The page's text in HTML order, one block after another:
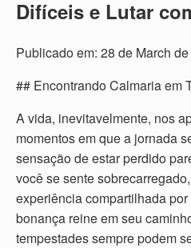
Difíceis e Lutar
Publicado em: 28 de March
## Encontrando Calmaria em
A vida, inevitavelmente, nos
momentos em que a jornada
sensação de estar perdido
você se sente
experiência compartilhada
bonança reine em seu
tempestades sempre podem